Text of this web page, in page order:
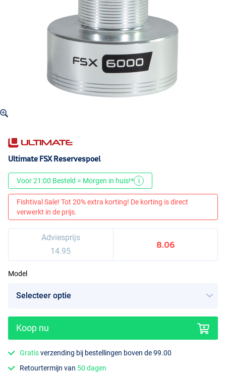
Ultimate FSX Reservespoel
Voor 21:00 Besteld = Morgen in huis!* i
Fishtival Sale! Tot 20% extra korting! De korting is direct
verwerkt in de prijs.
Adviesprijs
14.95
8.06
Model
Koop nu
Gratisverzending bij bestellingen boven de 99.00
Retourtermijn van 50 dagen